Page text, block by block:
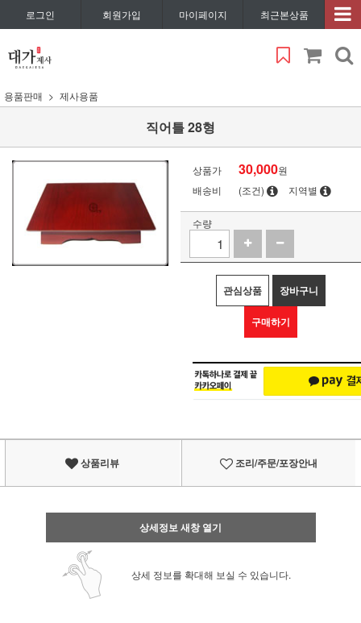
로그인 회원가입 마이페이지 최근본상품
용품판매 제사용품
직어틀 28형
상품가 30,000원
배송비
(조건) 지역별
수량
관심상품 장바구니
구매하기
상품리뷰 조리/주문/포장안내
상세정보 새창 열기
상세 정보를 확대해 보실 수 있습니다.